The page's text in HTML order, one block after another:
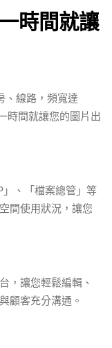
時間就讓
、線路，頻寬達
時間就讓您的圖片出
」、「檔案總管」等
間使用狀況，讓您
，讓您輕鬆編輯、
顧客充分溝通。